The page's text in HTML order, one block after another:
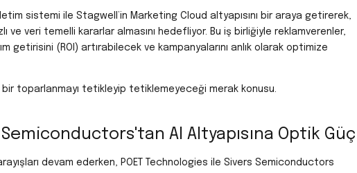
sistemi ile Stagwell’in Marketing Cloud altyapısını bir araya getirerek,
ve veri temelli kararlar almasını hedefliyor. Bu iş birliğiyle reklamverenler,
getirisini (ROI) artırabilecek ve kampanyalarını anlık olarak optimize
bir toparlanmayı tetikleyip tetiklemeyeceği merak konusu.
Semiconductors'tan AI Altyapısına Optik Güç
devam ederken, POET Technologies ile Sivers Semiconductors